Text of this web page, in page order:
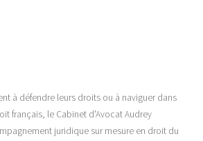
à défendre leurs droits ou à naviguer dans
français, le Cabinet d'Avocat Audrey
juridique sur mesure en droit du